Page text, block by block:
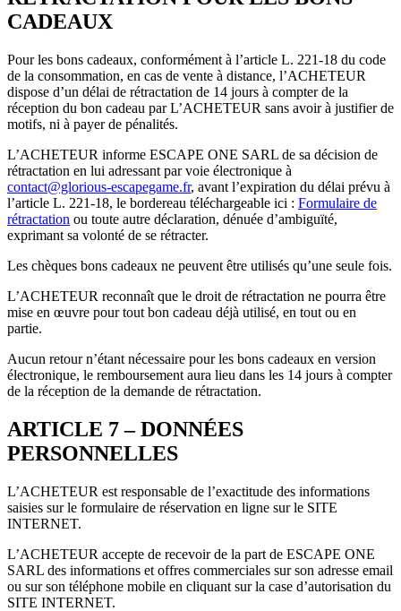
CADEAUX
Pour les bons cadeaux, conformément à l’article L. 221-18 du code
de la consommation, en cas de vente à distance, l’ACHETEUR
dispose d’un délai de rétractation de 14 jours à compter de la
réception du bon cadeau par L’ACHETEUR sans avoir à justifier de
motifs, ni à payer de pénalités.
L’ACHETEUR informe ESCAPE ONE SARL de sa décision de
rétractation en lui adressant par voie électronique à
contact@glorious-escapegame.fr, avant l’expiration du délai prévu à
l’article L. 221-18, le bordereau téléchargeable ici : Formulaire de
rétractation ou toute autre déclaration, dénuée d’ambiguïté,
exprimant sa volonté de se rétracter.
Les chèques bons cadeaux ne peuvent être utilisés qu’une seule fois.
L’ACHETEUR reconnaît que le droit de rétractation ne pourra être
mise en œuvre pour tout bon cadeau déjà utilisé, en tout ou en
partie.
Aucun retour n’étant nécessaire pour les bons cadeaux en version
électronique, le remboursement aura lieu dans les 14 jours à compter
de la réception de la demande de rétractation.
ARTICLE 7 – DONNÉES
PERSONNELLES
L’ACHETEUR est responsable de l’exactitude des informations
saisies sur le formulaire de réservation en ligne sur le SITE
INTERNET.
L’ACHETEUR accepte de recevoir de la part de ESCAPE ONE
SARL des informations et offres commerciales sur son adresse email
ou sur son téléphone mobile en cliquant sur la case d’autorisation du
SITE INTERNET.